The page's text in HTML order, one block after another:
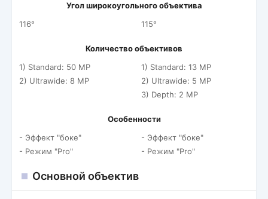
Угол широкоугольного объектива
116°
115°
Количество объективов
1) Standard: 50 MP
2) Ultrawide: 8 MP
1) Standard: 13 MP
2) Ultrawide: 5 MP
3) Depth: 2 MP
Особенности
- Эффект "боке"
- Режим "Pro"
- Эффект "боке"
- Режим "Pro"
Основной объектив